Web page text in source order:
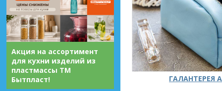
Акция на ассортимент
для кухни изделий из
пластмассы ТМ
Бытпласт!
ГАЛАНТЕРЕЯ